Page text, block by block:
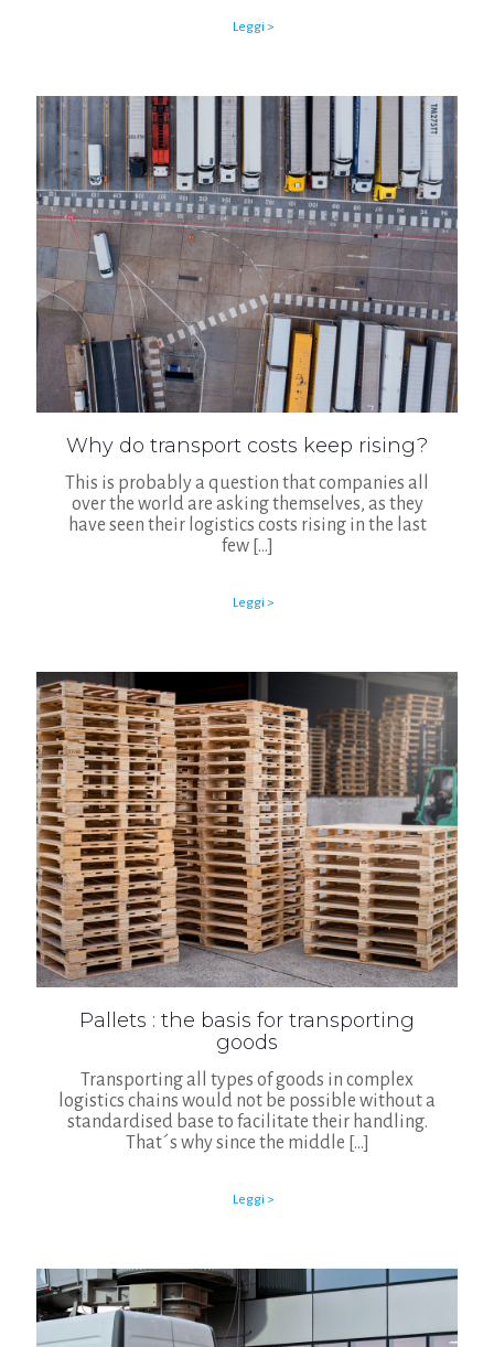
Leggi >
Why do transport costs keep rising?
This is probably a question that companies all
over the world are asking themselves, as they
have seen their logistics costs rising in the last
few[…]
Leggi >
Pallets : the basis for transporting
goods
Transporting all types of goods in complex
logistics chains would not be possible without a
standardised base to facilitate their handling.
That´s why since the middle […]
Leggi >